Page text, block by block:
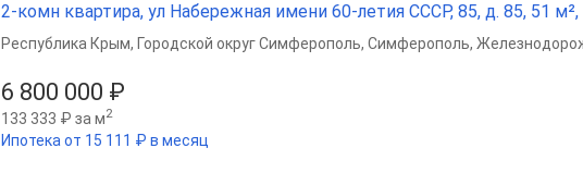
2-комн квартира, ул Набережная имени 60-летия СССР, 85, д. 85, 51 м²,
6 800 000 ₽
133 333 ₽ за м2
Ипотека от 15 111 ₽ в месяц
Республика Крым, Городской округ Симферополь, Симферополь,